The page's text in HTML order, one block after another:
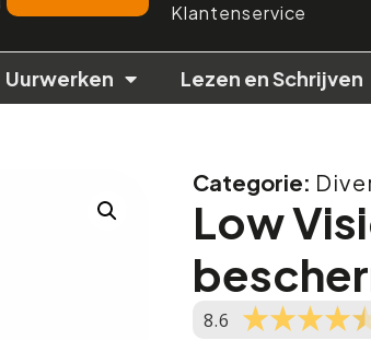
Klantenservice
Uurwerken Lezen en Schrijven
Categorie:
Low
8.6